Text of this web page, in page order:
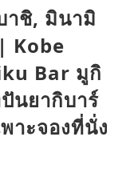
าชิ, มินามิ
Kobe
Bar มูกิ
นยากิบาร์
าะจองที่นั่ง